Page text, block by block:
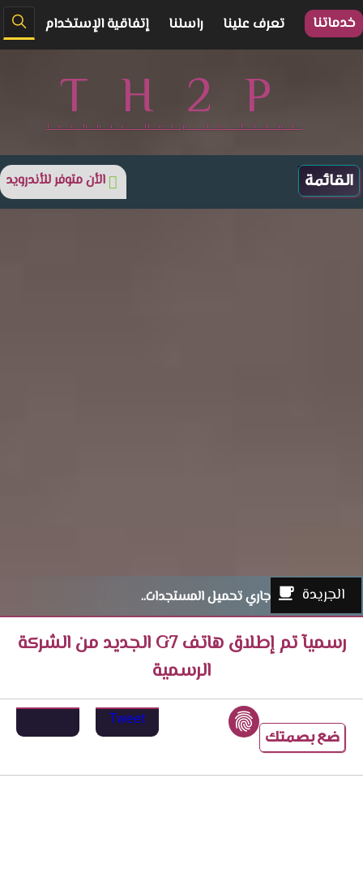
خدماتنا تعرف علينا راسلنا إتفاقية الإستخدام
TH2P
Technic Help To Plant
الأن متوفر للأندرويد
الجريدة جاري تحميل المستجدات..
رسميآ تم إطلاق هاتف G7 الجديد من الشركة
الرسمية
ضع بصمتك
Tweet